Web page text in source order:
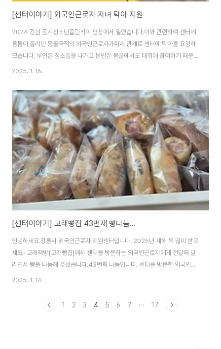
[센터이야기] 외국인근로자 자녀 탁아 지원
2024 강원 동계청소년올림픽이 평창에서 열렸습니다.이와 관련하여 센터에
틈틈이 들리던 몽골국적의 외국인근로자가취재 관계로 센터에 탁아를 요청하
였습니다. 부인은 청소일을 나가고 본인은 몽골에서도 대회에 참여하기 때문에
취재를 하러 평창으로 가야하는데아들이 무서워서 혼자 집에 있지 못한다며어
국어 수업에 참여하는 동안동행한 자녀들이 놀 수 있는 놀이방이 있습니다.나
눔받은 동화책이며, 장난감이 있는 곳으로 이 곳에서 있을 수는 있다고 안내하
였습니다.다만, 안전을 책임진다거나 하는 돌봄이 아님을 숙지시켰습니다. 다
행이 한국어 의사소통이 원활하여간식도 고르게 하고, 놀거리에 대해 안내도
하고,혼자 잘 놀 수 있다고도 들었으나 세시간, 네시간..
2025. 1. 16.
[센터이야기] 고래빵집 43번재 빵나눔...
안녕하세요.강릉시 외국인근로자 지원센터입니다. 2025년 새해 복 많이 받으
세요~고래책방[고래빵집]에서 센터를 방문하는 외국인근로자에게 전달해 달
라면서 빵을 나눔해 주셨습니다.43번째 나눔입니다. 센터를 방문한 외국인근
로자와 한국어수업을 듣기 위해 센터를 방문하는 이주배경청소년과 나눠 먹겠
2025. 1. 14.
1 2 3 4 5 6 7 ··· 17